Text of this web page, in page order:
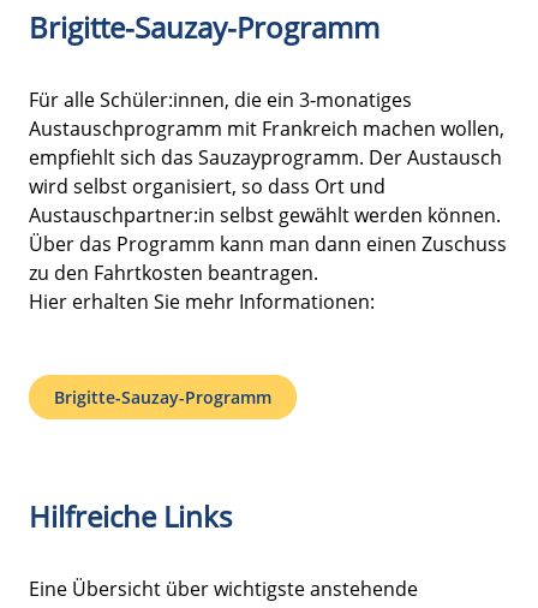
Brigitte-Sauzay-Programm
Für alle Schüler:innen, die ein 3-monatiges
Austauschprogramm mit Frankreich machen wollen,
empfiehlt sich das Sauzayprogramm. Der Austausch
wird selbst organisiert, so dass Ort und
Austauschpartner:in selbst gewählt werden können.
Über das Programm kann man dann einen Zuschuss
zu den Fahrtkosten beantragen.
Hier erhalten Sie mehr Informationen:
Brigitte-Sauzay-Programm
Hilfreiche Links
Eine Übersicht über wichtigste anstehende